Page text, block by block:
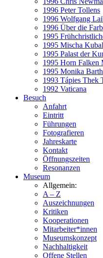
1996 Peter Tollens
1996 Wolfgang
1996 Über die
1995
1995 Mischa
1995 Palast der
1995 Horn Falken
1995 Monika
1993 Tápies Thek
1992 Vaticana
Besuch
Anfahrt
Eintritt
Führungen
Fotografieren
Jahreskarte
Kontakt
Öffnungszeiten
Resonanzen
Museum
Allgemein:
A – Z
Auszeichnungen
Kritiken
Kooperationen
Mitarbeiter*innen
Museumskonzept
Nachhaltigkeit
Offene Stellen